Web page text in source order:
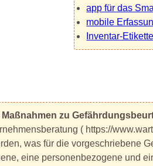
app für das
mobile
Inventar-
zu
( https://
was für die vorgeschriebene
eine personenbezogene und